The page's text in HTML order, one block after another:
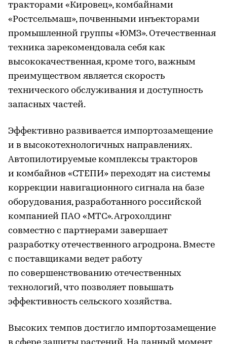
тракторами «Кировец», комбайнами
«Ростсельмаш», почвенными инъекторами
промышленной группы «ЮМЗ». Отечественная
техника зарекомендовала себя как
высококачественная, кроме того, важным
преимуществом является скорость
технического обслуживания и доступность
запасных частей.
Эффективно развивается импортозамещение
и в высокотехнологичных направлениях.
Автопилотируемые комплексы тракторов
и комбайнов «СТЕПИ» переходят на системы
коррекции навигационного сигнала на базе
оборудования, разработанного российской
компанией ПАО «МТС». Агрохолдинг
совместно с партнерами завершает
разработку отечественного агродрона. Вместе
с поставщиками ведет работу
по совершенствованию отечественных
технологий, что позволяет повышать
эффективность сельского хозяйства.
Высоких темпов достигло импортозамещение